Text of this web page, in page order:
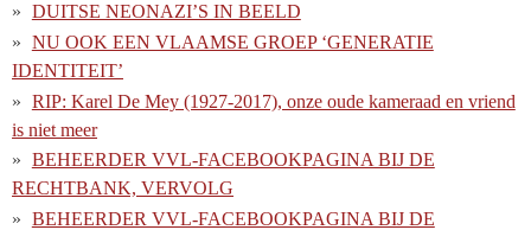
DUITSE NEONAZI’S IN BEELD
NU OOK EEN VLAAMSE GROEP ‘GENERATIE
IDENTITEIT’
RIP: Karel De Mey (1927-2017), onze oude kameraad en vriend
is niet meer
BEHEERDER VVL-FACEBOOKPAGINA BIJ DE
RECHTBANK, VERVOLG
BEHEERDER VVL-FACEBOOKPAGINA BIJ DE